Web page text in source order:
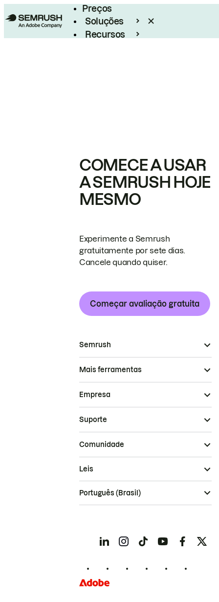
Preços
Soluções
Recursos
COMECE A USAR
A SEMRUSH HOJE
MESMO
Experimente a Semrush
gratuitamente por sete dias.
Cancele quando quiser.
Começar avaliação gratuita
Semrush
Mais ferramentas
Empresa
Suporte
Comunidade
Leis
Português (Brasil)